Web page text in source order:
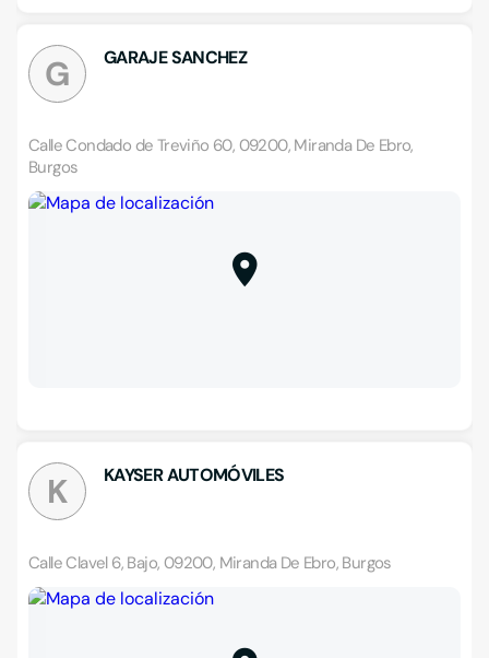
G GARAJE SANCHEZ
Calle Condado de Treviño 60, 09200, Miranda De Ebro,
Burgos
K KAYSER AUTOMÓVILES
Calle Clavel 6, Bajo, 09200, Miranda De Ebro, Burgos